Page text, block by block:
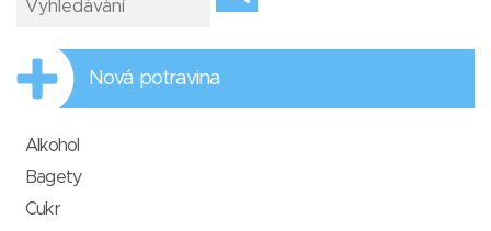
Nová potravina
Alkohol
Bagety
Cukr